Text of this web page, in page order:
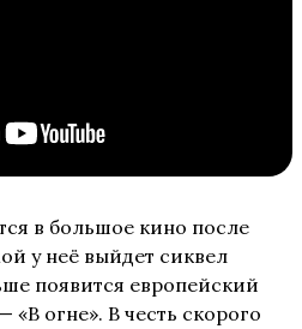
в большое кино после
у неё выйдет сиквел
появится европейский
«В огне». В честь скорого